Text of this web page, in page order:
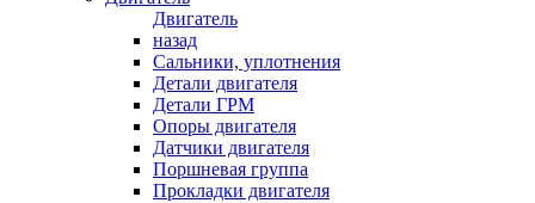
Двигатель
назад
Сальники, уплотнения
Детали двигателя
Детали ГРМ
Опоры двигателя
Датчики двигателя
Поршневая группа
Прокладки двигателя